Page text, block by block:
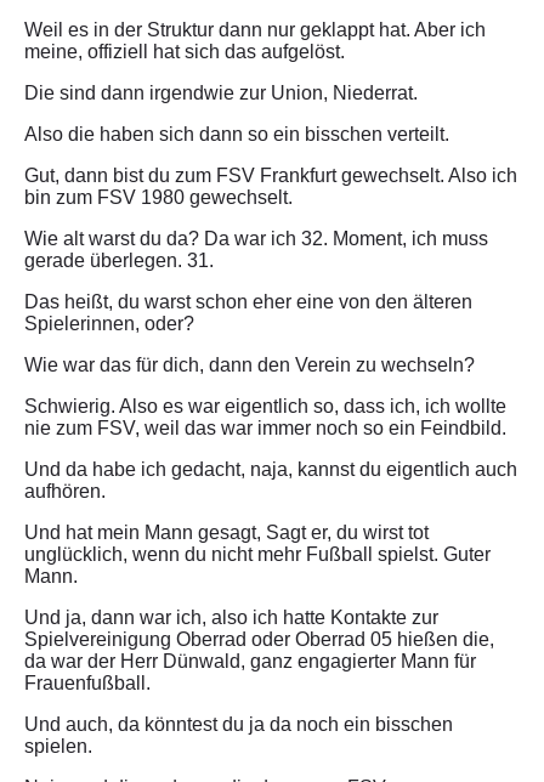
Weil es in der Struktur dann nur geklappt hat. Aber ich
meine, offiziell hat sich das aufgelöst.
Die sind dann irgendwie zur Union, Niederrat.
Also die haben sich dann so ein bisschen verteilt.
Gut, dann bist du zum FSV Frankfurt gewechselt. Also ich
bin zum FSV 1980 gewechselt.
Wie alt warst du da? Da war ich 32. Moment, ich muss
gerade überlegen. 31.
Das heißt, du warst schon eher eine von den älteren
Spielerinnen, oder?
Wie war das für dich, dann den Verein zu wechseln?
Schwierig. Also es war eigentlich so, dass ich, ich wollte
nie zum FSV, weil das war immer noch so ein Feindbild.
Und da habe ich gedacht, naja, kannst du eigentlich auch
aufhören.
Und hat mein Mann gesagt, Sagt er, du wirst tot
unglücklich, wenn du nicht mehr Fußball spielst. Guter
Mann.
Und ja, dann war ich, also ich hatte Kontakte zur
Spielvereinigung Oberrad oder Oberrad 05 hießen die,
da war der Herr Dünwald, ganz engagierter Mann für
Frauenfußball.
Und auch, da könntest du ja da noch ein bisschen
spielen.